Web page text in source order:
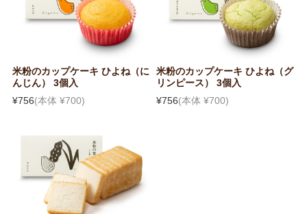
米粉のカップケーキ ひよね（に
んじん） 3個入
¥756(本体 ¥700)
米粉のカップケーキ ひよね（グ
リンピース） 3個入
¥756(本体 ¥700)